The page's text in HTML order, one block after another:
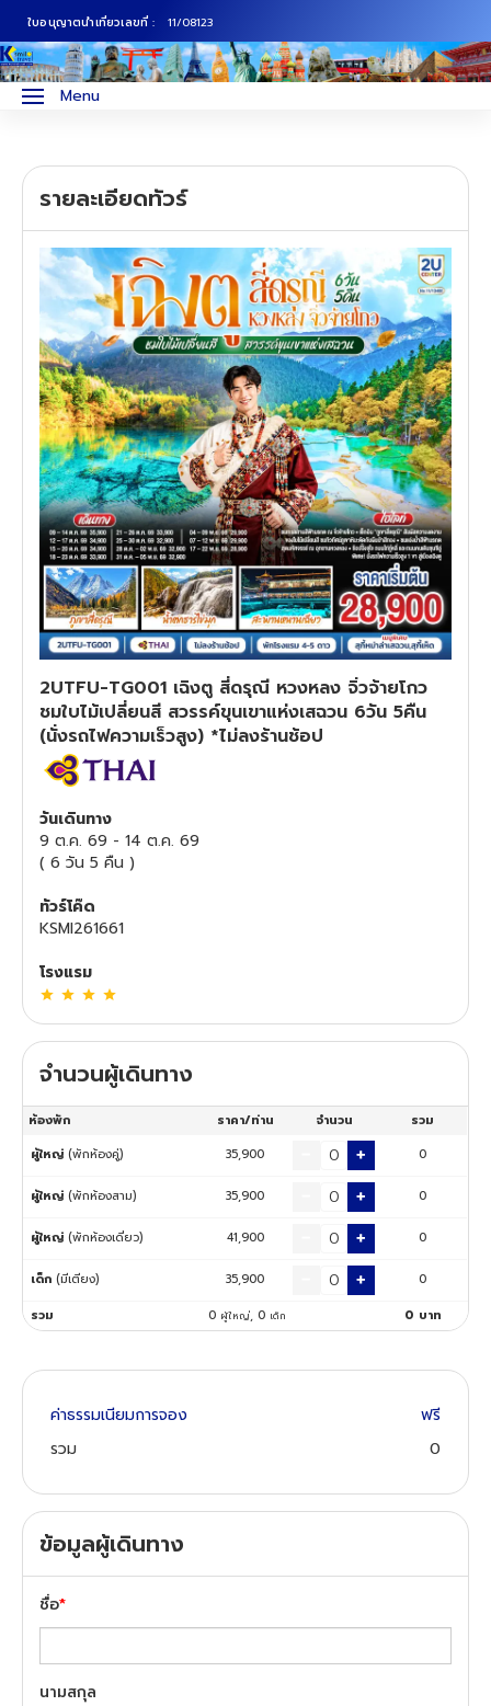
ใบอนุญาตนำเที่ยวเลขที่ : 11/08123
Menu
รายละเอียดทัวร์
2UTFU-TG001 เฉิงตู สี่ดรุณี หวงหลง จิ่วจ้ายโกว
ชมใบไม้เปลี่ยนสี สวรรค์ขุนเขาแห่งเสฉวน 6วัน 5คืน
(นั่งรถไฟความเร็วสูง) *ไม่ลงร้านช้อป
วันเดินทาง
9 ต.ค. 69 - 14 ต.ค. 69
( 6 วัน 5 คืน )
ทัวร์โค๊ด
KSMI261661
โรงแรม
จำนวนผู้เดินทาง
ห้องพัก ราคา/ท่าน จำนวน
รวม
ผู้ใหญ่ (พักห้องคู่) 35,900 0
ผู้ใหญ่ (พักห้องสาม) 35,900 0
ผู้ใหญ่ (พักห้องเดี่ยว) 41,900 0
เด็ก (มีเตียง) 35,900
0
รวม
0 ผู้ใหญ่, 0 เด็ก 0 บาท
ค่าธรรมเนียมการจอง
ฟรี
รวม
0
ข้อมูลผู้เดินทาง
ชื่อ*
นามสกุล
ทัวร์ญี่ปุ่น
ทัวร์ยุโรป
ทัวร์สแกนดิเนเวีย
ทัวร์จีน
ทัวร์ฮ่องกง
ทัวร์สิงคโปร์
ทัวร์ตุรเคีย
ทัวร์สวิตเซอร์แลนด์
ทัวร์พม่า
ทัวร์ลาว
ทัวร์มัลดีฟส์
ทัวร์เวียดนาม
ทัวร์อียิปต์
ทัวร์จอร์เจีย
ทัวร์อินเดีย
ทัวร์บาหลี
ทัวร์ออสเตรเลีย
ภาคเหนือ
ภาคอีสาน
ภาคตะวันตก
ภาคตะวันออก